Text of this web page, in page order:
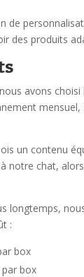
de
des produits
avons
un contenu
notre chat,
longtemps,
:
box
box